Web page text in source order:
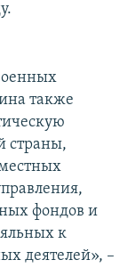
также
страны,
фондов и
к
деятелей», –